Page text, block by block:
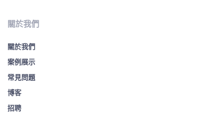
關於我們
關於我們
案例展示
常見問題
博客
招聘